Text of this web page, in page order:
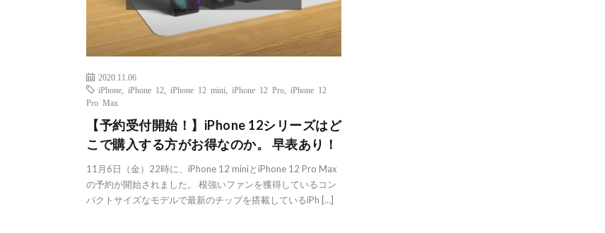
2020.11.06
iPhone
iPhone 12 iPhone 12 mini iPhone 12 Pro
iPhone 12
Pro Max
【予約受付開始！】iPhone 12シリーズはど
こで購入する方がお得なのか。 早表あり！
11月6日（金）22時に、iPhone 12 miniとiPhone 12 Pro Max
の予約が開始されました。 根強いファンを獲得しているコン
パクトサイズなモデルで最新のチップを搭載しているiPh […]